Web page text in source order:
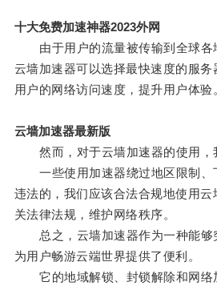
十大免费加速神器2023外网
由于用户的流量被传输到全球各
云墙加速器可以选择最快速度的服
用户的网络访问速度，提升用户体验
云墙加速器最新版
然而，对于云墙加速器的使用，
一些使用加速器绕过地区限制、
违法的，我们应该合法合规地使用
关法律法规，维护网络秩序。
总之，云墙加速器作为一种能够
为用户畅游云端世界提供了便利。
它的地域解锁、封锁解除和网络